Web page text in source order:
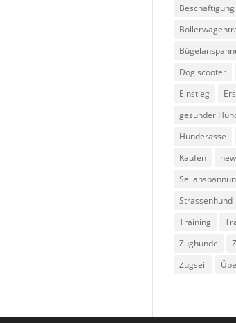
Beschäftigung
Dog scooter
Einstieg
gesunder
Hunderasse
Kaufen
Strassenhund
Training
Zughunde
Zugseil